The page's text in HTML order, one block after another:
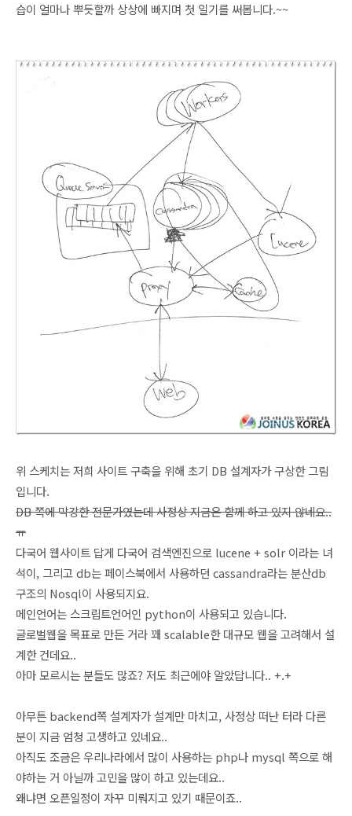
습이 얼마나 뿌듯할까 상상에 빠지며 첫 일기를 써봅니다.~~
위 스케치는 저희 사이트 구축을 위해 초기 DB 설계자가 구상한 그림
입니다.
DB 쪽에 막강한 전문가였는데 사정상 지금은 함께 하고 있지 않네요..
ㅠ
다국어 웹사이트 답게 다국어 검색엔진으로 lucene + solr 이라는 녀
석이, 그리고 db는 페이스북에서 사용하던 cassandra라는 분산db
구조의 Nosql이 사용되지요.
메인언어는 스크립트언어인 python이 사용되고 있습니다.
글로벌웹을 목표로 만든 거라 꽤 scalable한대규모 웹을 고려해서 설
계한 건데요..
아마 모르시는 분들도 많죠? 저도 최근에야 알았답니다.. +.+
아무튼 backend쪽 설계자가설계만 마치고, 사정상 떠난 터라 다른
분이 지금 엄청 고생하고 있네요..
아직도 조금은 우리나라에서 많이 사용하는 php나 mysql 쪽으로 해
야하는 거 아닐까 고민을 많이 하고 있는데요..
왜냐면 오픈일정이 자꾸 미뤄지고 있기 때문이죠..